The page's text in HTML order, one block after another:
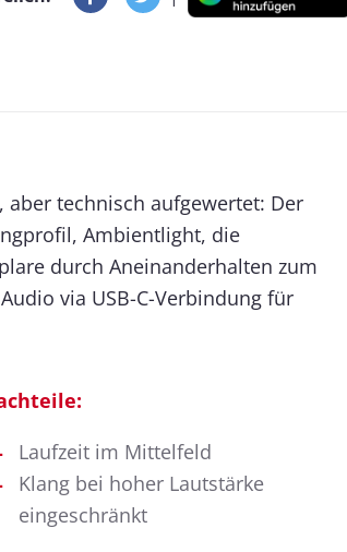
technisch aufgewertet: Der
Ambientlight, die
durch Aneinanderhalten zum
via USB-C-Verbindung für
Laufzeit im Mittelfeld
Klang bei hoher Lautstärke
eingeschränkt